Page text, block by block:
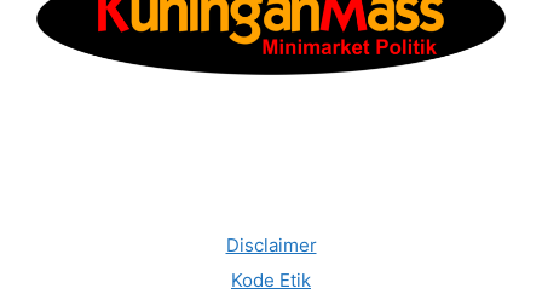
Disclaimer
Kode Etik